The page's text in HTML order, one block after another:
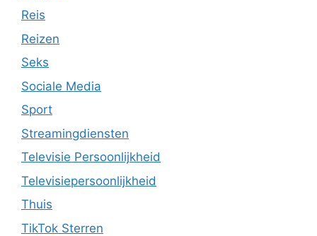
Reis
Reizen
Seks
Sociale Media
Sport
Streamingdiensten
Televisie Persoonlijkheid
Televisiepersoonlijkheid
Thuis
TikTok Sterren